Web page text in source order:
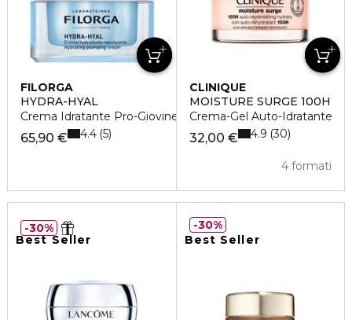
FILORGA
HYDRA-HYAL
Crema Idratante Pro-Giovinezza
65,90 € 4.4 5
CLINIQUE
MOISTURE SURGE 100H
Crema-Gel Auto-Idratante
32,00 €
4 formati
4.9 30
Best Seller
30%
Best Seller
30%